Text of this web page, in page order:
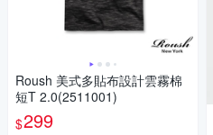
Roush 美式多貼布設計雲霧棉
短T 2.0(2511001)
$299